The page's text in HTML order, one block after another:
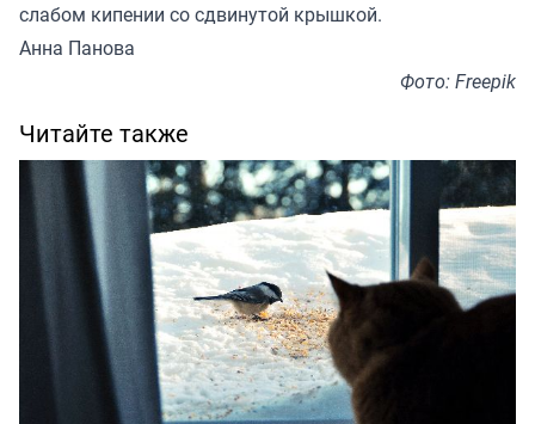
слабом кипении со сдвинутой крышкой.
Анна Панова
Фото: Freepik
Читайте также